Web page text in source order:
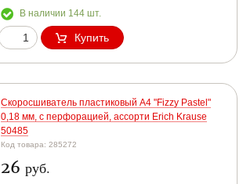
В наличии 144 шт.
Купить
Скоросшиватель пластиковый А4 "Fizzy Pastel"
0,18 мм, с перфорацией, ассорти Erich Krause
50485
Код товара: 285272
26 руб.